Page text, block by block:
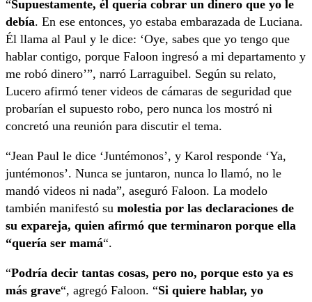
“Supuestamente, él quería cobrar un dinero que yo le
debía. En ese entonces, yo estaba embarazada de Luciana.
Él llama al Paul y le dice: ‘Oye, sabes que yo tengo que
hablar contigo, porque Faloon ingresó a mi departamento y
me robó dinero’”, narró Larraguibel. Según su relato,
Lucero afirmó tener videos de cámaras de seguridad que
probarían el supuesto robo, pero nunca los mostró ni
concretó una reunión para discutir el tema.
“Jean Paul le dice ‘Juntémonos’, y Karol responde ‘Ya,
juntémonos’. Nunca se juntaron, nunca lo llamó, no le
mandó videos ni nada”, aseguró Faloon. La modelo
también manifestó su molestia por las declaraciones de
su expareja, quien afirmó que terminaron porque ella
“quería ser mamá“.
“Podría decir tantas cosas, pero no, porque esto ya es
más grave“, agregó Faloon. “Si quiere hablar, yo